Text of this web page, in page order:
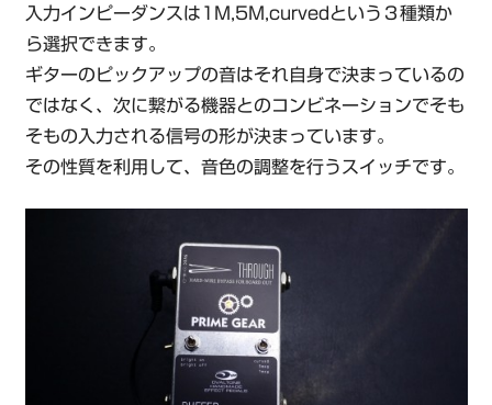
入力インピーダンスは1M,5M,curvedという３種類か
ら選択できます。
ギターのピックアップの音はそれ自身で決まっているの
ではなく、次に繋がる機器とのコンビネーションでそも
そもの入力される信号の形が決まっています。
その性質を利用して、音色の調整を行うスイッチです。